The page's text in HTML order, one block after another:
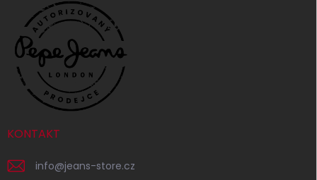
KONTAKT
info@jeans-store.cz